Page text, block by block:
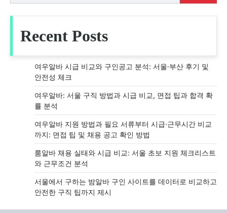
Recent Posts
여우알바 시급 비교와 구인공고 분석: 서울·부산 후기 및
안전성 체크
여우알바: 서울 구직 방법과 시급 비교, 면접 팁과 합격 확
률 분석
여우알바 지원 방법과 필요 서류부터 시급·근무시간 비교
까지: 면접 팁 및 채용 공고 확인 방법
룸알바 채용 실태와 시급 비교: 서울 초보 지원 체크리스트
와 근무조건 분석
서울에서 구하는 밤알바 구인 사이트를 데이터로 비교하고
안전한 구직 팁까지 제시